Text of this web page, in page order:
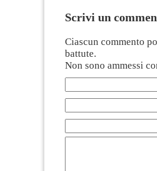
Scrivi un
Ciascun commento
battute.
Non sono ammessi